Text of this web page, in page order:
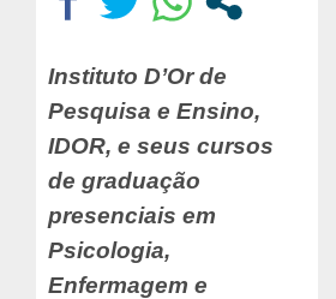
Instituto D’Or de
Pesquisa e Ensino,
IDOR, e seus cursos
de graduação
presenciais em
Psicologia,
Enfermagem e